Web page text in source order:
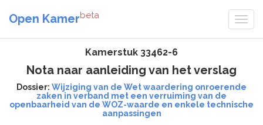
Open Kamerbeta
Kamerstuk 33462-6
Nota naar aanleiding van het verslag
Dossier: Wijziging van de Wet waardering onroerende
zaken in verband met een verruiming van de
openbaarheid van de WOZ-waarde en enkele technische
aanpassingen